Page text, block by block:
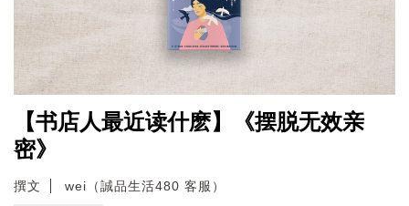
【书店人最近读什麽】《摆脱无效亲
密》
撰文 wei（誠品生活480 客服）